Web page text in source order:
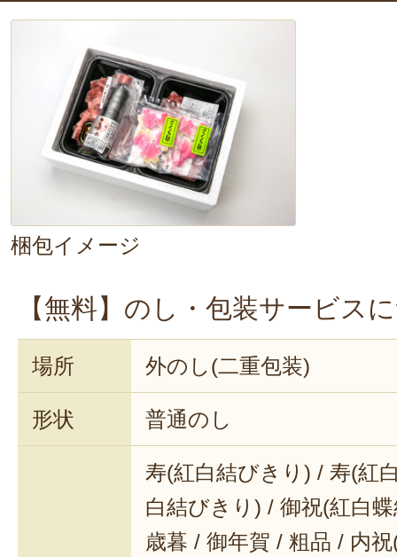
のとっても良い香りが漂い、「お
ではさっそく「いただきま～す！」
を。ん～、牛肉の旨みが効いたた
込んでいて、美味しい～！そして
違いない美味しさ！幸せです～」。
1セット3～4人前なので、家族みん
し。小分けにして冷凍しておくと
や、忙しい日のおかずに便利です
と山形牛のコラボレーションをお
梱包イメージ
【無料】のし・包装サービス
場所 外のし(二重包装)
形状 普通のし
寿(紅白結びきり) / 寿(紅
白結びきり) / 御祝(紅白
歳暮 / 御年賀 / 粗品 / 内